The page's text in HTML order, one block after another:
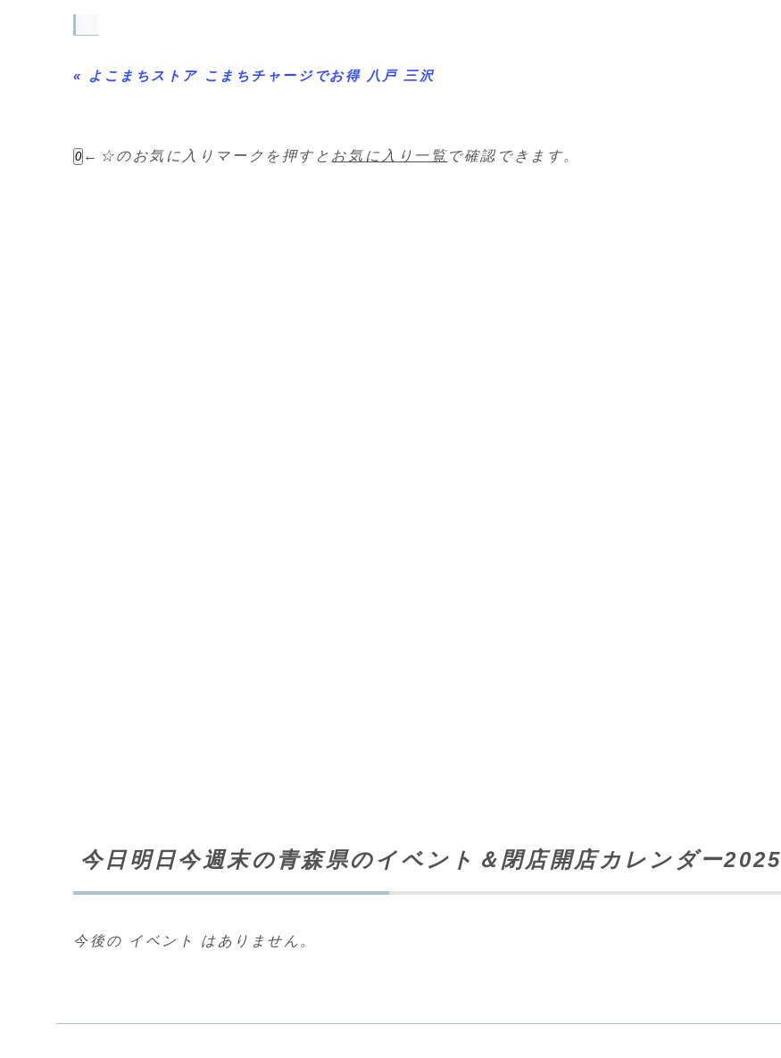
イ
ベ
ナ
« よこまちストア こまちチャージでお得 八戸 三沢
0 ←☆のお気に入りマークを押すと お気に入り一覧で確認できます。
今日明日今週末の青森県のイベント＆閉店開店カレンダー2025
今後の イベント はありません。